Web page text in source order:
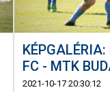
FC - MTK
2021-10-17 20:30:12